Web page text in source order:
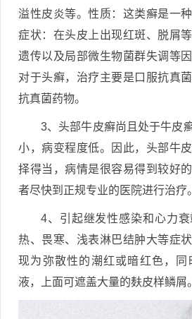
溢性皮炎等。性质：这类癣是一
症状：在头皮上出现红斑、脱屑
遗传以及局部微生物菌群失调等
对于头癣，治疗主要是口服抗真
抗真菌药物。
3、头部牛皮癣尚且处于牛皮
小，病变程度低。因此，头部牛
择得当，病情是很容易得到较好
者尽快到正规专业的医院进行治疗。
4、引起继发性感染和心力
热、畏寒、浅表淋巴结肿大等症
现为弥散性的潮红或暗红色，同
液，上面可遮盖大量的麸皮样鳞屑。